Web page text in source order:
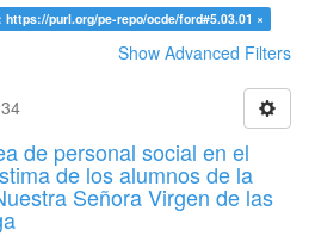
https://purl.org/pe-repo/ocde/ford#5.03.01 ×
Show Advanced Filters
de personal social en el
de los alumnos de la
Señora Virgen de las